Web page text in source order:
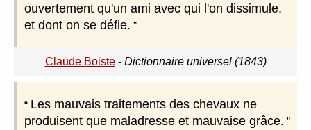
ouvertement qu'un ami avec qui l'on dissimule,
et dont on se défie.
Claude Boiste- Dictionnaire universel (1843)
Les mauvais traitements des chevaux ne
produisent que maladresse et mauvaise grâce.